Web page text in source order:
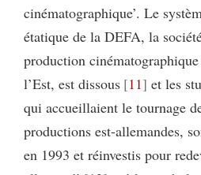
cinématographique’. Le
étatique de la DEFA, la
production
l’Est, est dissous 11 et les
qui accueillaient le tournage
productions est-allemandes,
en 1993 et réinvestis pour